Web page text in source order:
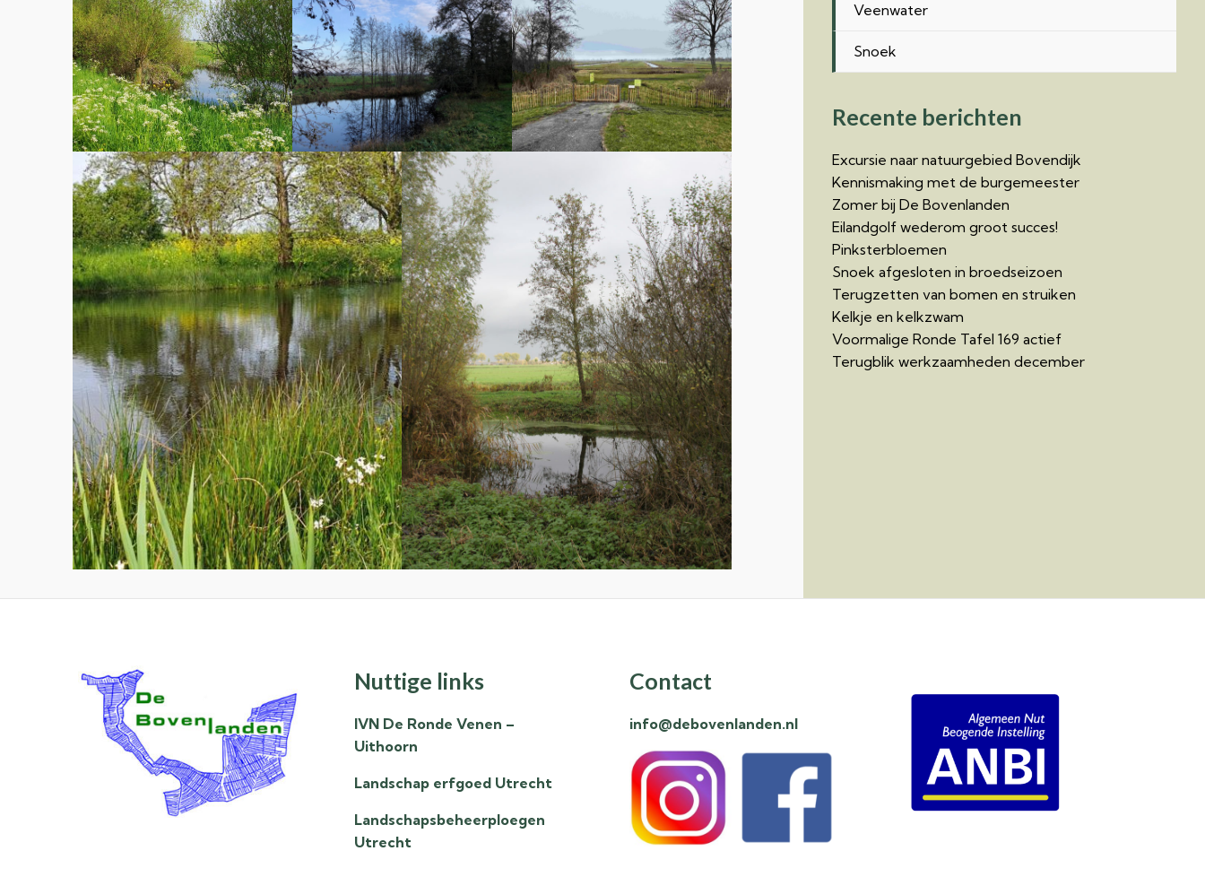
Veenwater
Snoek
Recente berichten
Excursie naar natuurgebied Bovendijk
Kennismaking met de burgemeester
Zomer bij De Bovenlanden
Eilandgolf wederom groot succes!
Pinksterbloemen
Snoek afgesloten in broedseizoen
Terugzetten van bomen en struiken
Kelkje en kelkzwam
Voormalige Ronde Tafel 169 actief
Terugblik werkzaamheden december
Nuttige links
IVN De Ronde Venen –
Uithoorn
Landschap erfgoed Utrecht
Landschapsbeheerploegen
Utrecht
Contact
info@debovenlanden.nl